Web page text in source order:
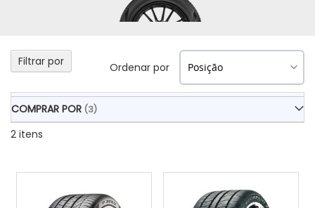
2 itens
Ordenar por
Filtrar por
COMPRAR POR